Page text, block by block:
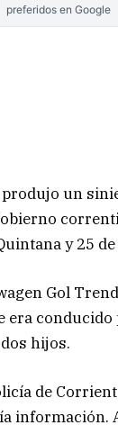
preferidos en Google
produjo un
y 25 de
Gol
era
hijos.
de
información.